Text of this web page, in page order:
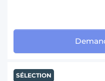
SÉLECTION